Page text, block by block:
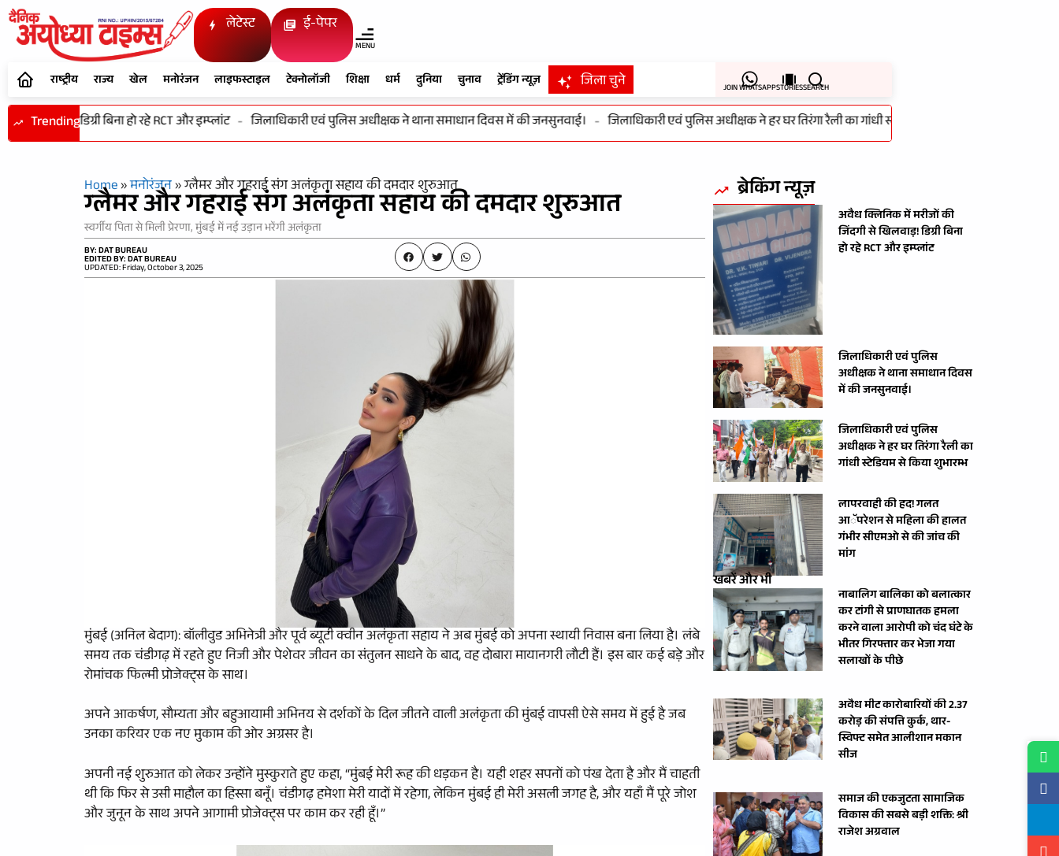
लेटेस्ट ई-पेपर
MENU
राष्ट्रीय राज्य खेल मनोरंजन लाइफस्टाइल टेक्नोलॉजी शिक्षा धर्म दुनिया चुनाव ट्रेंडिंग न्यूज़ जिला चुने JOIN WHATSAPPSTORIESSEARCH
Trending
डिग्री बिना हो रहे RCT और इम्प्लांट - जिलाधिकारी एवं पुलिस अधीक्षक ने थाना समाधान दिवस में की जनसुनवाई। - जिलाधिकारी एवं पुलिस अधीक्षक ने हर घर तिरंगा रैली का गांधी स्टेडियम से किया शुभारम्भ
Home»मनोरंजन»ग्लैमर और गहराई संग अलंकृता सहाय की दमदार शुरुआत
ग्लैमर और गहराई संग अलंकृता सहाय की दमदार शुरुआत
स्वर्गीय पिता से मिली प्रेरणा, मुंबई में नई उड़ान भरेंगी अलंकृता
BY: DAT BUREAU
EDITED BY: DAT BUREAU
UPDATED: Friday, October 3, 2025
मुंबई (अनिल बेदाग): बॉलीवुड अभिनेत्री और पूर्व ब्यूटी क्वीन अलंकृता सहाय ने अब मुंबई को अपना स्थायी निवास बना लिया है। लंबे
समय तक चंडीगढ़ में रहते हुए निजी और पेशेवर जीवन का संतुलन साधने के बाद, वह दोबारा मायानगरी लौटी हैं। इस बार कई बड़े और
रोमांचक फिल्मी प्रोजेक्ट्स के साथ।
अपने आकर्षण, सौम्यता और बहुआयामी अभिनय से दर्शकों के दिल जीतने वाली अलंकृता की मुंबई वापसी ऐसे समय में हुई है जब
उनका करियर एक नए मुकाम की ओर अग्रसर है।
अपनी नई शुरुआत को लेकर उन्होंने मुस्कुराते हुए कहा, “मुंबई मेरी रूह की धड़कन है। यही शहर सपनों को पंख देता है और मैं चाहती
थी कि फिर से उसी माहौल का हिस्सा बनूँ। चंडीगढ़ हमेशा मेरी यादों में रहेगा, लेकिन मुंबई ही मेरी असली जगह है, और यहाँ मैं पूरे जोश
और जुनून के साथ अपने आगामी प्रोजेक्ट्स पर काम कर रही हूँ।”
ब्रेकिंग न्यूज़
अवैध क्लिनिक में मरीजों की
जिंदगी से खिलवाड़! डिग्री बिना
हो रहे RCT और इम्प्लांट
जिलाधिकारी एवं पुलिस
अधीक्षक ने थाना समाधान दिवस
में की जनसुनवाई।
जिलाधिकारी एवं पुलिस
अधीक्षक ने हर घर तिरंगा रैली का
गांधी स्टेडियम से किया शुभारम्भ
लापरवाही की हद! गलत
आॅपरेशन से महिला की हालत
गंभीर सीएमओ से की जांच की
मांग
खबरें और भी
नाबालिग बालिका को बलात्कार
कर टांगी से प्राणघातक हमला
करने वाला आरोपी को चंद घंटे के
भीतर गिरफ्तार कर भेजा गया
सलाखों के पीछे
अवैध मीट कारोबारियों की 2.37
करोड़ की संपत्ति कुर्क, थार-
स्विफ्ट समेत आलीशान मकान
सीज
समाज की एकजुटता सामाजिक
विकास की सबसे बड़ी शक्ति: श्री
राजेश अग्रवाल